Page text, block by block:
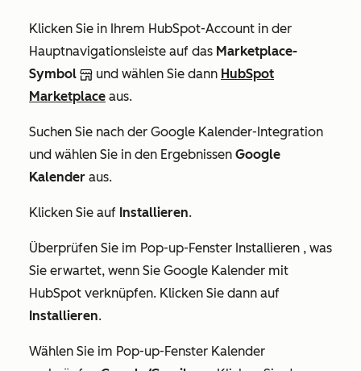
Klicken Sie in Ihrem HubSpot-Account in der
Hauptnavigationsleiste auf das Marketplace-
Symbol
und wählen Sie dann HubSpot
Marketplace aus.
Suchen Sie nach der Google Kalender-Integration
und wählen Sie in den Ergebnissen Google
Kalender aus.
Klicken Sie auf Installieren.
Überprüfen Sie im Pop-up-Fenster Installieren , was
Sie erwartet, wenn Sie Google Kalender mit
HubSpot verknüpfen. Klicken Sie dann auf
Installieren.
Wählen Sie im Pop-up-Fenster Kalender